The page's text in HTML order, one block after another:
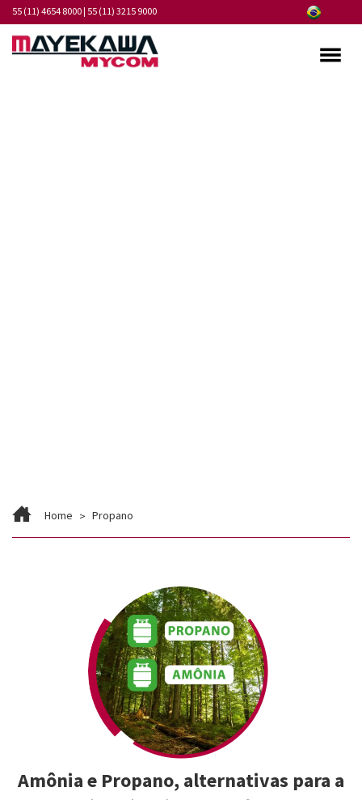
55 (11) 4654 8000| 55 (11) 3215 9000
Home Propano
Amônia e Propano, alternativas para a